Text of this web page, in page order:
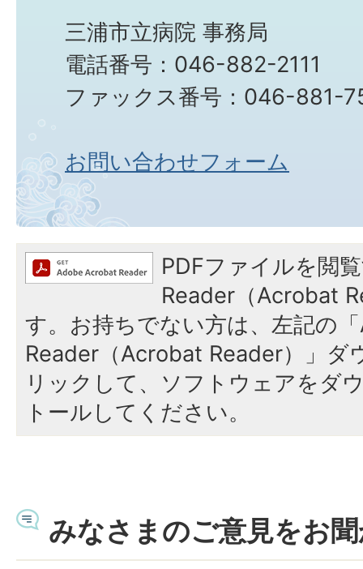
三浦市立病院 事務局
電話番号：046-882-2111
ファックス番号：046-881-
お問い合わせフォーム
PDFファイルを閲
Reader（Acrobat
す。お持ちでない方は、左記の
Reader（Acrobat Reader）」ダ
リックして、ソフトウェアをダ
トールしてください。
みなさまのご意見をお